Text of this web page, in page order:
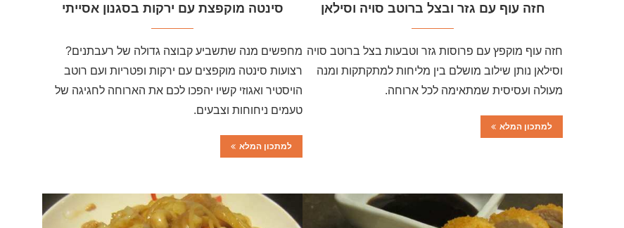
חזה עוף עם גזר ובצל ברוטב סויה וסילאן
חזה עוף מוקפץ עם פרוסות גזר וטבעות בצל ברוטב סויה
וסילאן נותן שילוב מושלם בין מליחות למתקתקות ומנה
מעולה ועסיסית שמתאימה לכל ארוחה.
למתכון המלא
סינטה מוקפצת עם ירקות בסגנון אסייתי
מחפשים מנה שתשביע קבוצה גדולה של רעבתנים?
רצועות סינטה מוקפצים עם ירקות ופטריות ועם רוטב
הויסטיר ואגוזי קשיו יהפכו לכם את הארוחה לחגיגה של
טעמים ניחוחות וצבעים.
למתכון המלא